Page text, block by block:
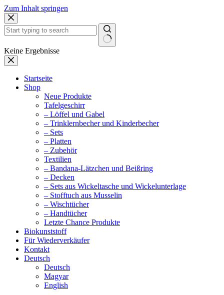
Zum Inhalt springen
Keine Ergebnisse
Startseite
Shop
Neue Produkte
Tafelgeschirr
– Löffel und Gabel
– Trinklernbecher und Kinderbecher
– Sets
– Platten
– Zubehör
Textilien
– Bandana-Lätzchen und Beißring
– Decken
– Sets aus Wickeltasche und Wickelunterlage
– Stofftuch aus Musselin
– Wischtücher
– Handtücher
Letzte Chance Produkte
Biokunststoff
Für Wiederverkäufer
Kontakt
Deutsch
Deutsch
Magyar
English